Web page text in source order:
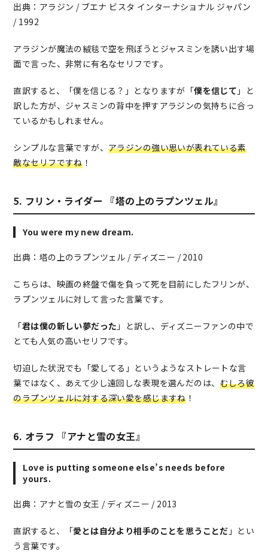
出典：アラジン / ブエナ ビスタ インターナショナル ジャパン
/ 1992
アラジンが魔法の絨毯で空を飛ぼうとジャスミンを誘い出す場
面で言った、非常に有名なセリフです。
直訳すると、「僕を信じる？」となりますが「僕を信じて 」と
訳した方が、ジャスミンの背中を押すアラジンの気持ちに合っ
ているかもしれません。
シンプルな言葉ですが、アラジンの強い思いが表れている素
敵なセリフですね！
5. フリン・ライダー 『塔の上のラプンツェル』
You were my new dream.
出典：塔の上のラプンツェル / ディズニー / 2010
こちらは、映画の終盤で傷を負って死を目前にしたフリンが、
ラプンツェルに対して言った言葉です。
「君は僕の新しい夢だった 」と訳し、ディズニーファンの中で
とても人気の高いセリフです。
切迫した状況でも「愛してる」というようなストレートな言
葉ではなく、あえて少し遠回しな表現を選んだのは、 むしろ彼
のラプンツェルに対する深い愛を感じますね！
6. オラフ 『アナと雪の女王』
Love is putting someone else’s needs before
yours.
出典：アナと雪の女王 / ディズニー / 2013
直訳すると、「愛とは自分より相手のことを思うことだ 」とい
う言葉です。